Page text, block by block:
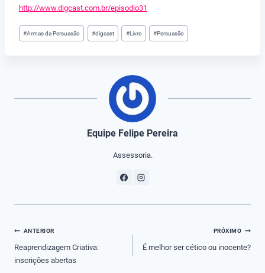
http://www.digcast.com.br/episodio31
Tags
do
#Armas da Persuasão #digcast #Livro #Persuasão
Equipe Felipe Pereira
Assessoria.
Navegação
de
Post
ANTERIOR
Reaprendizagem Criativa:
inscrições abertas
PRÓXIMO
É melhor ser cético ou inocente?